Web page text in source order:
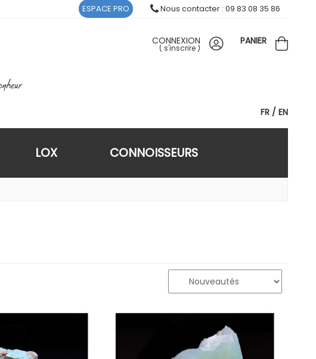
FR EN
CONNEXION
( s'inscrire )
PANIER
LOX CONNOISSEURS
ESPACE PRO Nous contacter : 09 83 08 35 86